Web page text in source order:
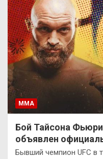
ММА
Бой Тайсона
объявлен
Бывший чемпион UFC в